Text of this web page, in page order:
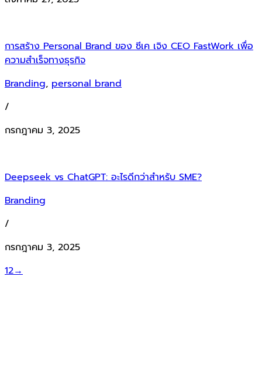
การสร้าง Personal Brand ของ ซีเค เจิง CEO FastWork เพื่อ
ความสำเร็จทางธุรกิจ
Branding, personal brand
/
กรกฎาคม 3, 2025
Deepseek vs ChatGPT: อะไรดีกว่าสำหรับ SME?
Branding
/
กรกฎาคม 3, 2025
12→